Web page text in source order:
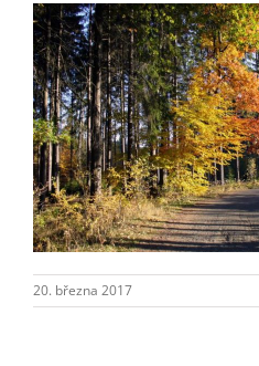
Hlášení
20. března 2017